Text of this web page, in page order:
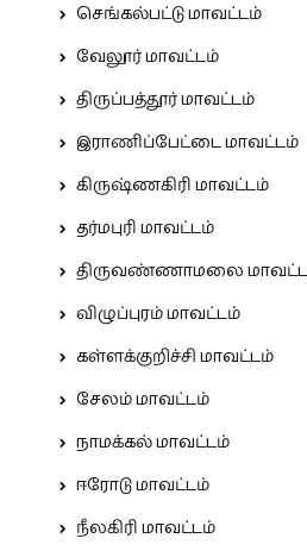
செங்கல்பட்டு மாவட்டம்
வேலூர் மாவட்டம்
திருப்பத்தூர் மாவட்டம்
இராணிப்பேட்டை மாவட்டம்
கிருஷ்ணகிரி மாவட்டம்
தர்மபுரி மாவட்டம்
திருவண்ணாமலை
விழுப்புரம் மாவட்டம்
கள்ளக்குறிச்சி மாவட்டம்
சேலம் மாவட்டம்
நாமக்கல் மாவட்டம்
ஈரோடு மாவட்டம்
நீலகிரி மாவட்டம்